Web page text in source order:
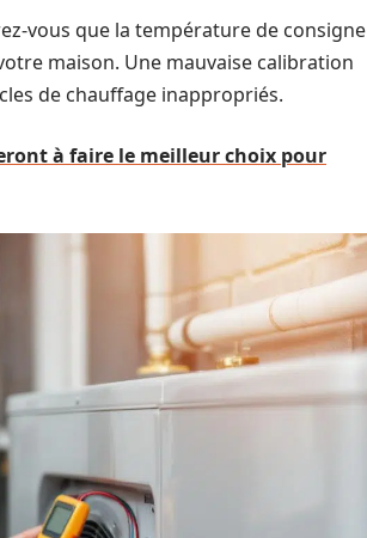
vous que la température de consigne
maison. Une mauvaise calibration
de chauffage inappropriés.
à faire le meilleur choix pour